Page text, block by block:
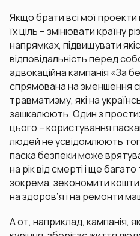
Якщо брати всі мої проекти
їх ціль – змінювати країну
напрямках, підвищувати
відповідальність перед
адвокаційна кампанія «За
спрямована на зменшення
травматизму, які на
зашкалюють. Один з простих
цього – користування
людей не усвідомлюють
паска безпеки може
на рік від смерті і ще
зокрема, зекономити
на здоровʼя і на ремонти
А от, наприклад, кампанія,